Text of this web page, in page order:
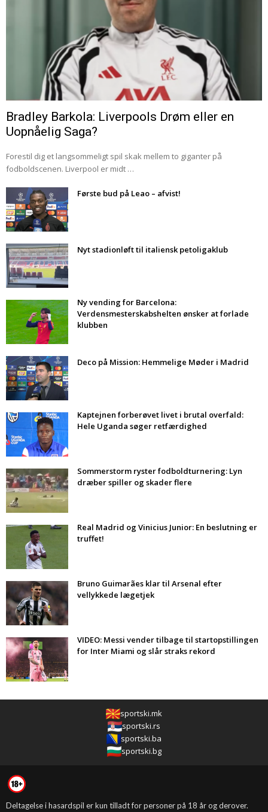
Bradley Barkola: Liverpools Drøm eller en
Uopnåelig Saga?
Forestil dig et langsommeligt spil skak mellem to giganter på
fodboldscenen. Liverpool er midt …
Første bud på Leao – afvist!
Nyt stadionløft til italiensk petoligaklub
Ny vending for Barcelona:
Verdensmesterskabshelten ønsker at forlade
klubben
Deco på Mission: Hemmelige Møder i Madrid
Kaptejnen forberøvet livet i brutal overfald:
Hele Uganda søger retfærdighed
Sommerstorm ryster fodboldturnering: Lyn
dræber spiller og skader flere
Real Madrid og Vinicius Junior: En beslutning er
truffet!
Bruno Guimarães klar til Arsenal efter
vellykkede lægetjek
VIDEO: Messi vender tilbage til startopstillingen
for Inter Miami og slår straks rekord
sportski.mk
sportski.rs
sportski.ba
sportski.bg
Deltagelse i hasardspil er kun tilladt for personer på 18 år og derover.